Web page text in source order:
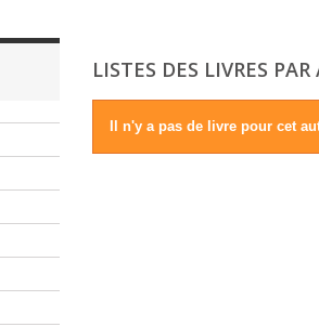
LISTES DES LIVRES
Il n'y a pas de livre pour cet